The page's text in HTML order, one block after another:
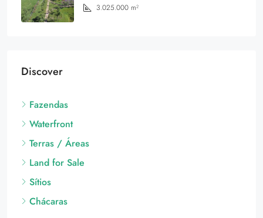
3.025.000 m²
Discover
Fazendas
Waterfront
Terras / Áreas
Land for Sale
Sítios
Chácaras